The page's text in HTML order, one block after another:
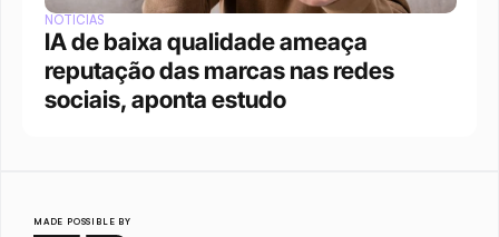
NOTÍCIAS
IA de baixa qualidade ameaça
reputação das marcas nas redes
sociais, aponta estudo
MADE POSSIBLE BY